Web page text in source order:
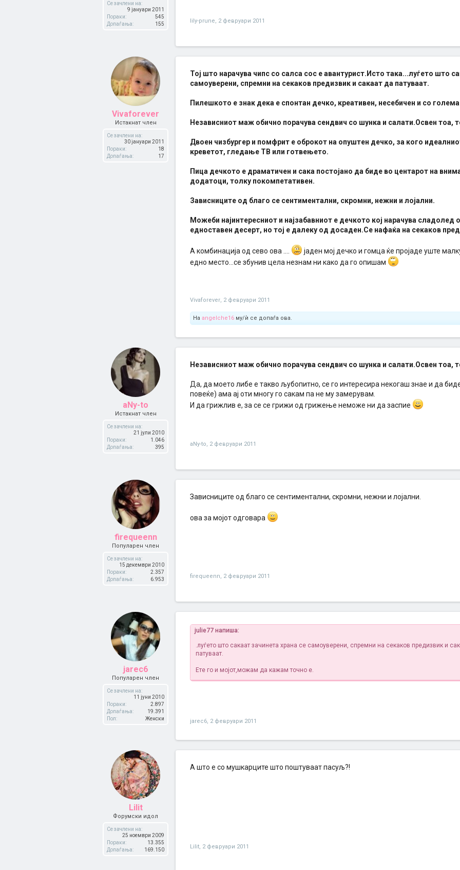
Се зачлени на:
9 јануари 2011
Пораки:
545
Допаѓања:
155 lily-prune, 2 февруари 2011
Vivaforever
Истакнат член
Се зачлени на:
30 јануари 2011
Пораки:
18
Допаѓања:
17
Тој што нарачува чипс со салса сос е авантурист.Исто така...луѓето што
самоуверени, спремни на секаков предизвик и сакаат да патуваат.
Пилешкото е знак дека е спонтан дечко, креативен, несебичен и со
Независниот маж обично порачува сендвич со шунка и салати.Освен тоа,
Двоен чизбургер и помфрит е оброкот на опуштен дечко, за кого
креветот, гледање ТВ или готвењето.
Пица дечкото е драматичен и сака постојано да биде во центарот на
додатоци, толку покомпетативен.
Зависниците од благо се сентиментални, скромни, нежни и лојални.
Можеби најинтересниот и најзабавниот е дечкото кој нарачува сладолед
едноставен десерт, но тој е далеку од досаден.Се нафаќа на секаков
А комбинација од сево ова ....
јаден мој дечко и гомца ќе пројаде уште
едно место...се збунив цела незнам ни како да го опишам
Vivaforever, 2 февруари 2011
На angelche16 му/ѝ се допаѓа ова.
aNy-to
Истакнат член
Се зачлени на:
21 јули 2010
Пораки:
1.046
Допаѓања:
395
Независниот маж обично порачува сендвич со шунка и салати.Освен тоа,
Да, да моето либе е такво љубопитно, се го интересира некогаш знае и да
повеќе) ама ај оти многу го сакам па не му замерувам.
И да грижлив е, за се се грижи од грижење неможе ни да заспие
aNy-to, 2 февруари 2011
firequeenn
Популарен член
Се зачлени на:
15 декември 2010
Пораки:
2.357
Допаѓања:
6.953
Зависниците од благо се сентиментални, скромни, нежни и лојални.
oва за мојот одговара
firequeenn, 2 февруари 2011
jarec6
Популарен член
Се зачлени на:
11 јуни 2010
Пораки:
2.897
Допаѓања:
19.391
Пол:
Женски
julie77 напиша:
.луѓето што сакаат зачинета храна се самоуверени, спремни на секаков предизвик и
патуваат.
Ете го и мојот,можам да кажам точно е.
jarec6, 2 февруари 2011
Lilit
Форумски идол
Се зачлени на:
25 ноември 2009
Пораки:
13.355
Допаѓања:
169.150
А што е со мушкарците што поштуваат пасуљ?!
Lilit, 2 февруари 2011